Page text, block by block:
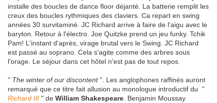
installe des boucles de dance floor déjanté. La batterie remplit les
creux des boucles rythmiques des claviers. Ca repart en swing
années 30 survitaminé. JC Richard arrive à faire de l'aigu avec le
baryton. Retour à l'électro. Joe Quitzke prend un jeu funky. Tchik
Pam! L'instant d'après, virage brutal vers le Swing. JC Richard
est passé au soprano. Cela s'agite comme des arbres sous
l'orage. Le séjour dans cet hôtel n'est pas de tout repos.
" The winter of our discontent". Les anglophones raffinés auront
remarqué que ce titre fait allusion au monologue introductif du "
Richard III " de William Shakespeare . Benjamin Moussay